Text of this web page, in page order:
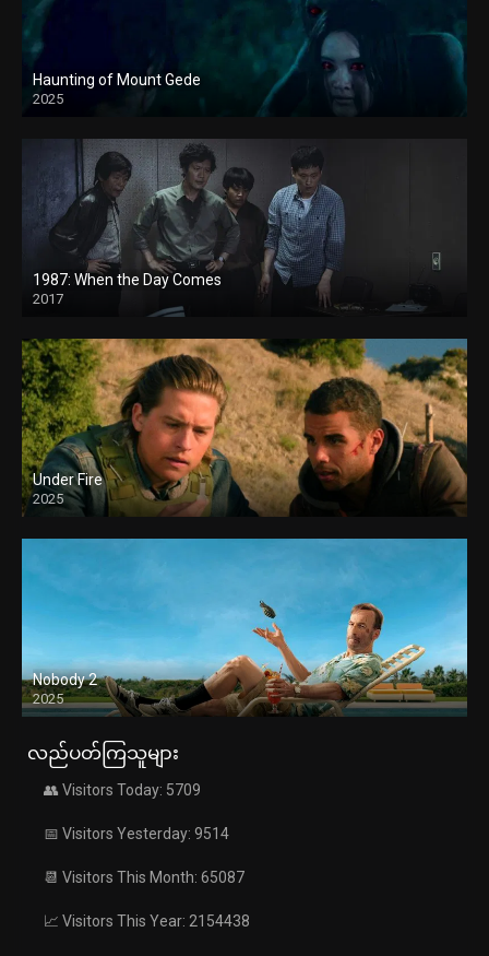
Haunting of Mount Gede
2025
1987: When the Day Comes
2017
Under Fire
2025
Nobody 2
2025
လည်ပတ်ကြသူများ
👥 Visitors Today: 5709
📅 Visitors Yesterday: 9514
📆 Visitors This Month: 65087
📈 Visitors This Year: 2154438